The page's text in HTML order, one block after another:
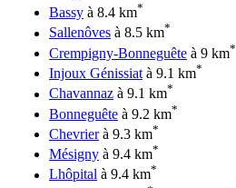
Bassy à 8.4 km*
Sallenôves à 8.5 km*
Crempigny-Bonneguête à 9 km*
Injoux Génissiat à 9.1 km*
Chavannaz à 9.1 km*
Bonneguête à 9.2 km*
Chevrierà 9.3 km*
Mésigny à 9.4 km*
Lhôpital à 9.4 km*